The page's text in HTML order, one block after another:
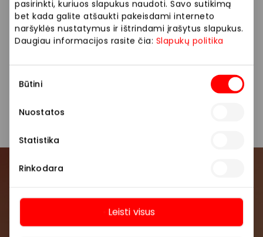
pasirinkti, kuriuos slapukus naudoti. Savo sutikimą
bet kada galite atšaukti pakeisdami interneto
naršyklės nustatymus ir ištrindami įrašytus slapukus.
Daugiau informacijos rasite čia: Slapukų politika
pasirinkimas
Būtini
Nuostatos
Statistika
Rinkodara
Leisti visus
tinkluose stengiamės iš anksto Jums pateikti
aktualią informaciją apie konkrečiose prekybos
bei paslaugų vietose taikomus pasiūlymus,
vietoje pasiūlymas skirsis nuo pateikto mūsų
tinklalapyje, prašome vadovautis konkrečioje
informacija apie pasiūlymą (nuolaidą).
bendruomenės
Pirmieji sužinokite apie geriausius pasiūlymus,
Daugiau